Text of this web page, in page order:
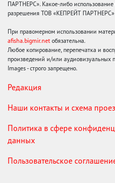
ПАРТНЕРС». Какое-либо использование
разрешения ТОВ «КЕПРЕЙТ ПАРТНЕРС»
При правомерном использовании
afisha.bigmir.net обязательна.
Любое копирование, перепечатка и
произведений и/или аудиовизуальных
Images - строго запрещено.
Редакция
Наши контакты и схема
Политика в сфере
данных
Пользовательское